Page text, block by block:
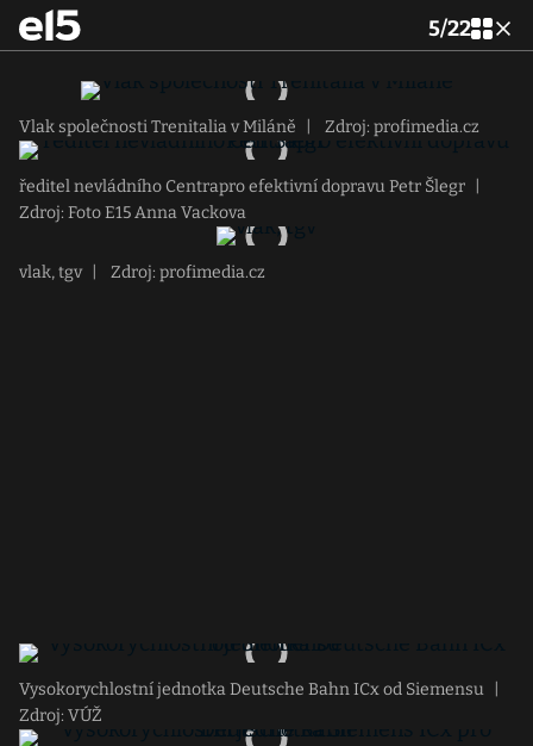
5/22
Vlak společnosti Trenitalia v Miláně Zdroj: profimedia.cz
ředitel nevládního Centrapro efektivní dopravu Petr Šlegr
Zdroj: Foto E15 Anna Vackova
vlak, tgv Zdroj: profimedia.cz
Vysokorychlostní jednotka Deutsche Bahn ICx od Siemensu
Zdroj: VÚŽ